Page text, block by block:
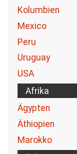
Kolumbien
Mexico
Peru
Uruguay
USA
Afrika
Ägypten
Äthiopien
Marokko